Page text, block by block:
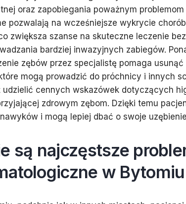
oraz zapobiegania poważnym
pozwalają na wcześniejsze wykrycie
zwiększa szanse na skuteczne leczenie
bardziej inwazyjnych zabiegów.
zębów przez specjalistę pomaga
mogą prowadzić do próchnicy i innych
udzielić cennych wskazówek dotyczących
zdrowym zębom. Dzięki temu
i mogą lepiej dbać o swoje
są najczęstsze
w Bytomiu